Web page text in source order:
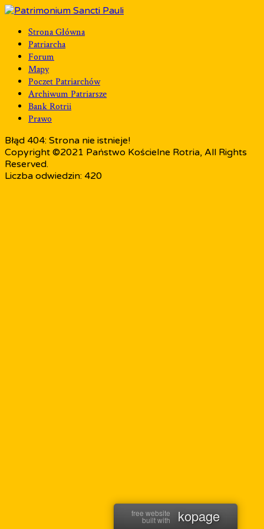
Strona Główna
Patriarcha
Forum
Mapy
Poczet Patriarchów
Archiwum Patriarsze
Bank Rotrii
Prawo
Błąd 404: Strona nie istnieje!
Copyright ©2021 Państwo Kościelne Rotria, All Rights
Reserved.
Liczba odwiedzin: 420
free website
built with kopage